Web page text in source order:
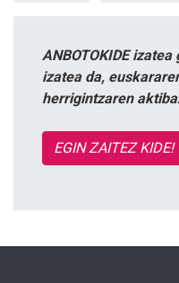
ANBOTOKIDE
izatea da,
herrigintzaren
EGIN ZAITEZ KIDE!